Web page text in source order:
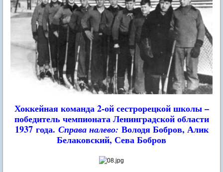
Хоккейная команда 2-ой сестрорецкой школы –
победитель чемпионата Ленинградской области
1937 года. Справа налево: Володя Бобров, Алик
Белаковский, Сева Бобров